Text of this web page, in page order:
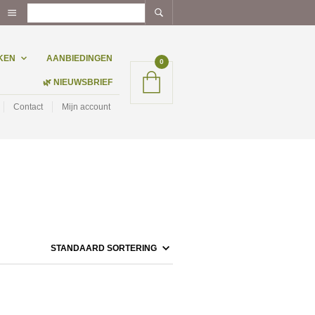
AANBIEDINGEN
🌿 NIEUWSBRIEF
Contact Mijn account
0